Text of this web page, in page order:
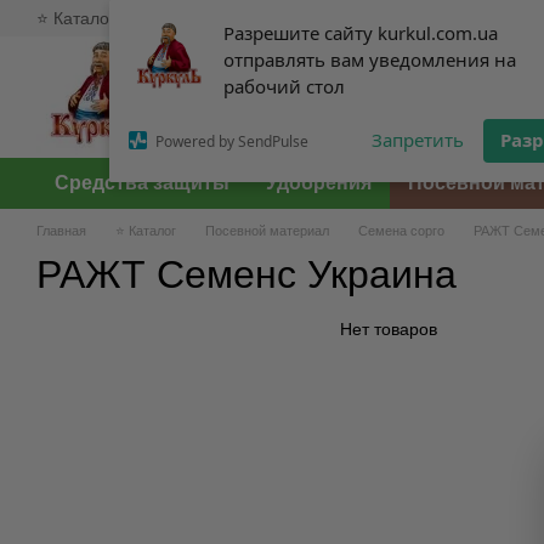
Разрешите сайту kurkul.com.ua
отправлять вам уведомления на
рабочий стол
Powered by SendPulse Запретить
Разрешите сайту kurkul.com.ua
отправлять вам уведомления на
рабочий стол
Powered by SendPulse Запретить
Перейти к основному контенту
⭐ Каталог
Средства защиты Удобрения Посевной
Главная ⭐ Каталог Посевной материал Семена сорго РАЖТ
РАЖТ Семенс Украина
Нет товаров